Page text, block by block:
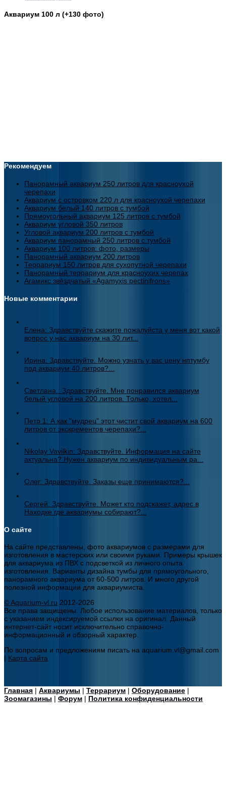
Аквариум 100 л (+130 фото)
Рекомендуем
Панорамный аквариум 250 литров для красноухой
черепахи
Аквариум с островком 220 л для красноухой черепахи
Аквариум белый 140 литров с тумбой
Прямоугольный аквариум 125 литров с тумбой
Аквариум угловой 350 литров
Угловой аквариум 200 литров с тумбой
Аквариум панорамный 250 литров с тумбой
Аквариум 100 литров: фото, размеры
Панорамный аквариум 200 литров
Террариум 150 литров для сухопутной черепахи
Панорамный террариум для красноухих черепах
Агамикс звёздчатый «Agamyxis pectinifrons»
Новые комментарии
Елена: Здравствуйте скажите пожалуйста у меня вот какой
вопрос у нас аквариум на 30 лит...
Ирина: Здравствуйте. Можно узнать у вас цену нптумбу
под аквариум 40 литров?...
Светлана.: Здравствуйте. Мне понравился аквариум
белый угловой на 200 литров. Только, хотел...
Петр 1: А как "мудрец" этот чистит свой аквариум на 600
литров от экскрементов черепахи?...
Nikolay Vavilkin: Здравствуйте. Информация на сайте
актуальна? Нужен аквариум по индивидуальным ра...
Олег: Здравствуйте. Заказы еще принимаются?...
Сергей: Здравствуйте. Может кто подскажет, адрес в
Находке где аквариумы собирают?...
О сайте
На сайте представлены, фото аквариумов с размерами для
изготовления в мастерских или своими руками. Примеры крышек
для аквариума из ПВХ с подсветкой из личного опыта
изготовления. Варианты дизайна тумбы для прямоугольного,
панорамного аквариума от 60-500 литров. И много другой
полезной информации для аквариумиста.
© Aquarium-vl.ru 2012-2026
Все права защищены. Любое использование материалов, только
с указанием индексируемой ссылки на оригинал. Данный
интернет-сайт носит исключительно справочно-
информационный и обзорный характер.
По вопросам и предложениям писать на aquarium.vl@gmail.com
| Карта сайта
Главная | Аквариумы | Террариум | Оборудование |
Зоомагазины | Форум | Политика конфиденциальности